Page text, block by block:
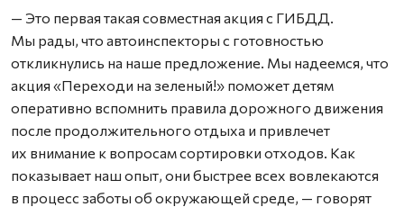
— Это первая такая совместная акция с ГИБДД.
Мы рады, что автоинспекторы с готовностью
откликнулись на наше предложение. Мы надеемся, что
акция «Переходи на зеленый!» поможет детям
оперативно вспомнить правила дорожного движения
после продолжительного отдыха и привлечет
их внимание к вопросам сортировки отходов. Как
показывает наш опыт, они быстрее всех вовлекаются
в процесс заботы об окружающей среде, — говорят